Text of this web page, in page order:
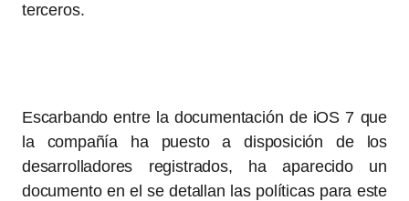
terceros.
Escarbando entre la documentación de iOS 7 que
la compañía ha puesto a disposición de los
desarrolladores registrados, ha aparecido un
documento en el se detallan las políticas para este